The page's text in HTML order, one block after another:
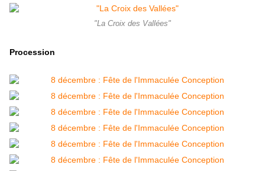
"La Croix des Vallées"
Procession